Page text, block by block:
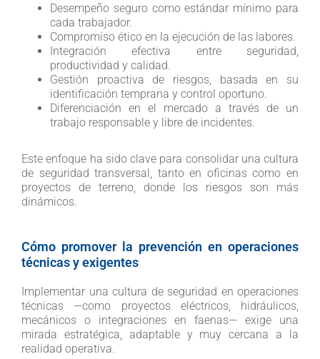
Desempeño seguro como estándar mínimo para
cada trabajador.
Compromiso ético en la ejecución de las labores.
Integración efectiva entre seguridad,
productividad y calidad.
Gestión proactiva de riesgos, basada en su
identificación temprana y control oportuno.
Diferenciación en el mercado a través de un
trabajo responsable y libre de incidentes.
Este enfoque ha sido clave para consolidar una cultura
de seguridad transversal, tanto en oficinas como en
proyectos de terreno, donde los riesgos son más
dinámicos.
Cómo promover la prevención en operaciones
técnicas y exigentes
Implementar una cultura de seguridad en operaciones
técnicas —como proyectos eléctricos, hidráulicos,
mecánicos o integraciones en faenas— exige una
mirada estratégica, adaptable y muy cercana a la
realidad operativa.